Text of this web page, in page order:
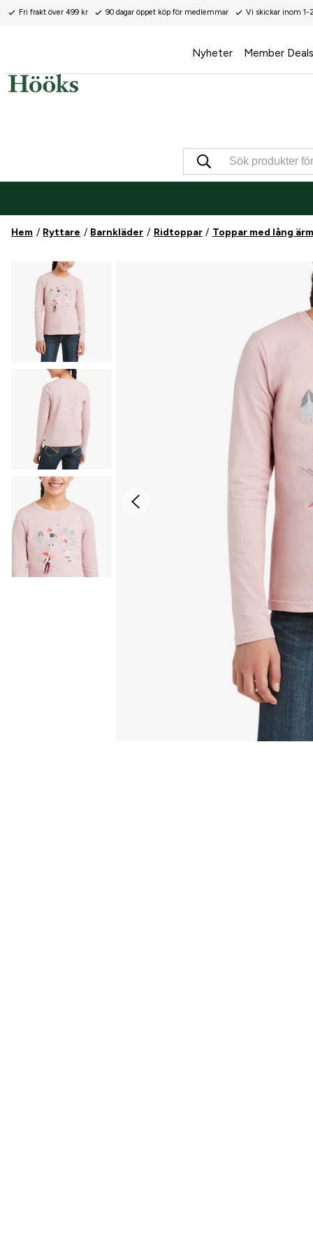
Fri frakt över 499 kr 90 dagar öppet köp för medlemmar Vi skickar inom 1-
Nyheter Member Deals
Hem Ryttare Barnkläder Ridtoppar Toppar med lång ärm